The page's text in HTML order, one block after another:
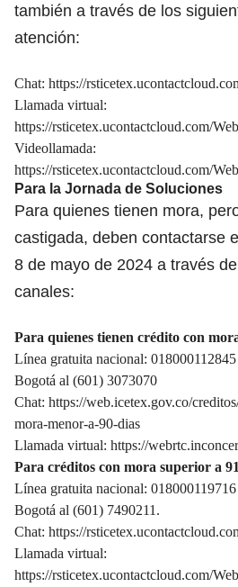
también a través de los
atención:
Chat: https://
Llamada virtual:
https://rsticetex.ucontactcloud.com/
Videollamada:
https://rsticetex.ucontactcloud.com/
Para la Jornada de Soluciones
Para quienes tienen mora,
castigada, deben contactarse
8 de mayo de 2024 a través
canales:
Para quienes tienen crédito con
Línea gratuita nacional:
Bogotá al (601) 3073070
Chat: https://web.icetex.gov.co/
mora-menor-a-90-dias
Llamada virtual: https://
Para créditos con mora superior a
Línea gratuita nacional:
Bogotá al (601) 7490211.
Chat: https://
Llamada virtual:
https://rsticetex.ucontactcloud.com/